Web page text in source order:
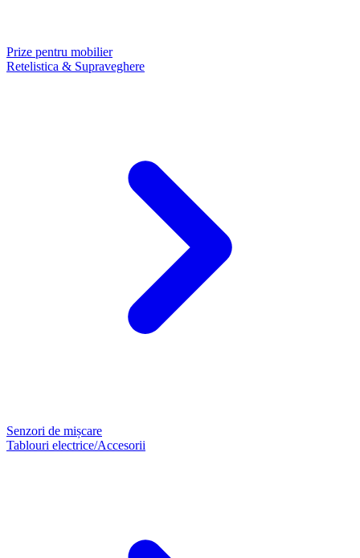
Prize pentru mobilier
Retelistica & Supraveghere
Senzori de mișcare
Tablouri electrice/Accesorii